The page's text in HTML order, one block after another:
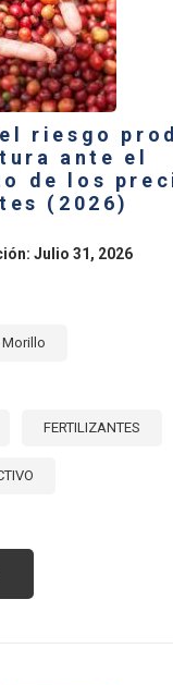
riesgo
ante el
de los
(2026)
Julio 31, 2026
FERTILIZANTES
DEL